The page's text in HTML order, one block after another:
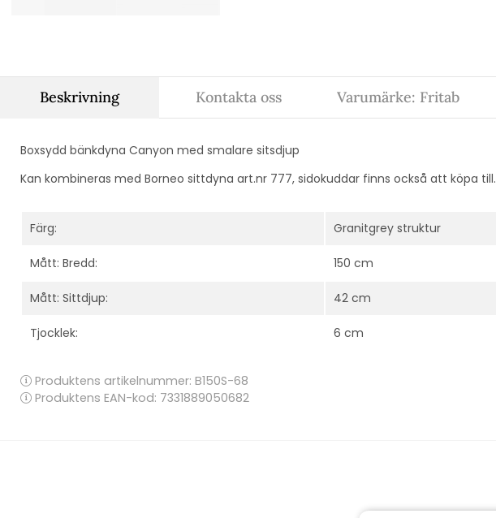
Beskrivning
Boxsydd bänkdyna Canyon med smalare sitsdjup
Kan kombineras med Borneo sittdyna art.nr 777, sidokuddar finns också att köpa till.
Färg: Granitgrey struktur
Mått: Bredd: 150 cm
Mått: Sittdjup: 42 cm
Tjocklek: 6 cm
Produktens artikelnummer: B150S-68
Produktens EAN-kod: 7331889050682
Kontakta oss Varumärke: Fritab